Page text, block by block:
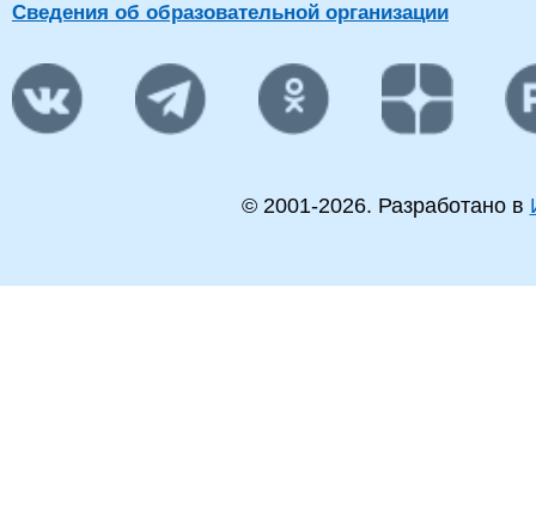
Сведения об образовательной организации
© 2001-2026. Разработано в